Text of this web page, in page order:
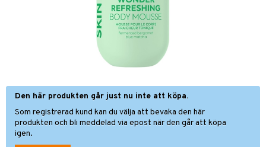
Den här produkten går just nu inte att köpa.
Som registrerad kund kan du välja att bevaka den här
produkten och bli meddelad via epost när den går att köpa
igen.
& hals